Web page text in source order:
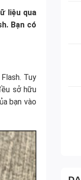
liệu qua
Bạn có
Tuy
sở hữu
bạn vào